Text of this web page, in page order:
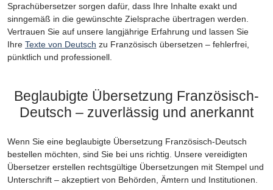
Sprachübersetzer sorgen dafür, dass Ihre Inhalte exakt und
sinngemäß in die gewünschte Zielsprache übertragen werden.
Vertrauen Sie auf unsere langjährige Erfahrung und lassen Sie
Ihre Texte von Deutsch zu Französisch übersetzen – fehlerfrei,
pünktlich und professionell.
Beglaubigte Übersetzung Französisch-
Deutsch – zuverlässig und anerkannt
Wenn Sie eine beglaubigte Übersetzung Französisch-Deutsch
bestellen möchten, sind Sie bei uns richtig. Unsere vereidigten
Übersetzer erstellen rechtsgültige Übersetzungen mit Stempel und
Unterschrift – akzeptiert von Behörden, Ämtern und Institutionen.